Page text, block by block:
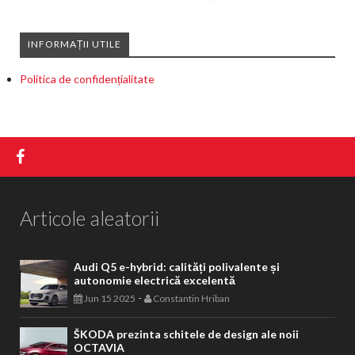
INFORMAȚII UTILE
Politica de confidențialitate
Articole aleatorii
Audi Q5 e-hybrid: calități polivalente și
autonomie electrică excelentă
Jun 15 2025 - Constantin Hriban
ŠKODA prezinta schitele de design ale noii
OCTAVIA